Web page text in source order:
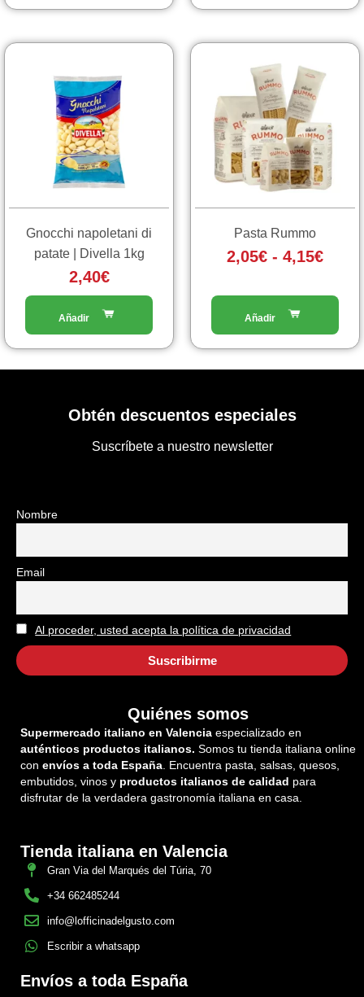
Gnocchi napoletani di
patate | Divella 1kg
2,40€
Pasta Rummo
2,05€ - 4,15€
di
2,05€
a
4,15€
varianti.
opzioni
possono
pagina
prodotto
Obtén descuentos especiales
Suscríbete a nuestro newsletter
Nombre
Email
Al proceder, usted acepta la política de privacidad
Quiénes somos
Supermercado italiano en Valencia especializado en
auténticos productos italianos. Somos tu tienda italiana online
con envíos a toda España . Encuentra pasta, salsas, quesos,
embutidos, vinos y productos italianos de calidad para
disfrutar de la verdadera gastronomía italiana en casa.
Tienda italiana en Valencia
Gran Via del Marqués del Túria, 70
+34 662485244
info@lofficinadelgusto.com
Escribir a whatsapp
Envíos a toda España